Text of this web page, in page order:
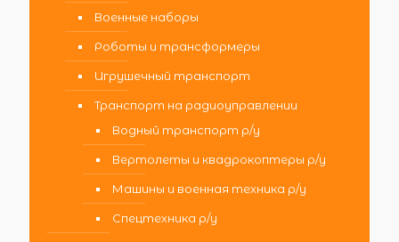
Военные наборы
Роботы и трансформеры
Игрушечный транспорт
Транспорт на радиоуправлении
Водный транспорт р/у
Вертолеты и квадрокоптеры р/у
Машины и военная техника р/у
Спецтехника р/у